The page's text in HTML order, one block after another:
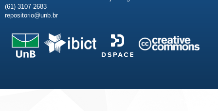
(61) 3107-2683
repositorio@unb.br